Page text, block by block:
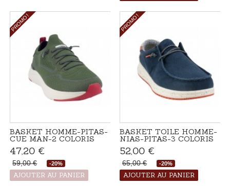
PROMO !
BASKET HOMME-PITAS-
CUE MAN-2 COLORIS
47,20 €
59,00 € -20%
Produit disponible avec
d'autres options
AJOUTER AU PANIER
PROMO !
BASKET TOILE HOMME-
NIAS-PITAS-3 COLORIS
52,00 €
65,00 € -20%
Disponible
AJOUTER AU PANIER